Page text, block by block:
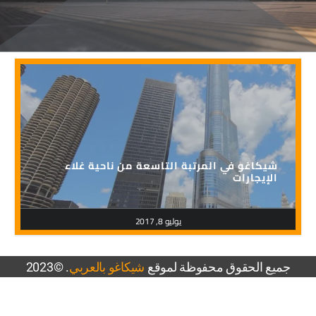
يوليو 8, 2017
شيكاغو في المرتبة التاسعة من ناحية غلاء
الإيجارات
جميع الحقوق محفوظة لموقع شيكاغو بالعربي. ©2023